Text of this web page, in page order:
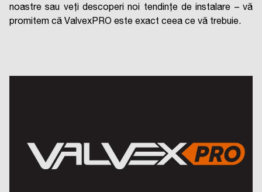
noastre sau veți descoperi noi tendințe de instalare – vă
promitem că ValvexPRO este exact ceea ce vă trebuie.